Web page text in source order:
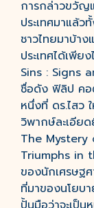
การกล่าวขวัญ
ประเทศมาแล้ว
ชาวไทยมาบ้า
ประเทศได้เพี
Sins : Signs
ชื่อดัง ฟิลิป คอ
หนึ่งที่ ดร.ไสว
วิพากษ์ละเอีย
The Mystery
Triumphs in
ของนักเศรษฐศ
ที่มาของนโยบ